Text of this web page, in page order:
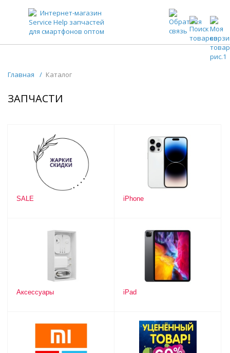
ЗАПЧАСТИ ДЛЯ ТЕЛЕФОНОВ ОПТОМ
Главная / Каталог
ЗАПЧАСТИ
SALE iPhone
Аксессуары iPad